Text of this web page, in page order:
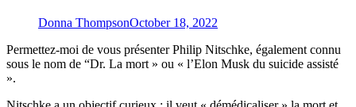
Donna ThompsonOctober 18, 2022
Permettez-moi de vous présenter Philip Nitschke, également connu
sous le nom de “Dr. La mort » ou « l’Elon Musk du suicide assisté
».